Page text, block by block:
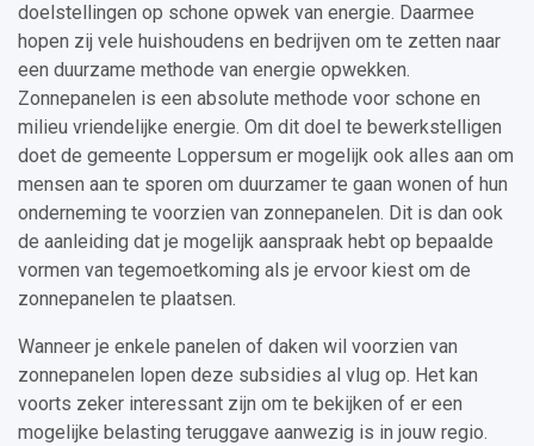
doelstellingen op schone opwek van energie. Daarmee
hopen zij vele huishoudens en bedrijven om te zetten naar
een duurzame methode van energie opwekken.
Zonnepanelen is een absolute methode voor schone en
milieu vriendelijke energie. Om dit doel te bewerkstelligen
doet de gemeente Loppersum er mogelijk ook alles aan om
mensen aan te sporen om duurzamer te gaan wonen of hun
onderneming te voorzien van zonnepanelen. Dit is dan ook
de aanleiding dat je mogelijk aanspraak hebt op bepaalde
vormen van tegemoetkoming als je ervoor kiest om de
zonnepanelen te plaatsen.
Wanneer je enkele panelen of daken wil voorzien van
zonnepanelen lopen deze subsidies al vlug op. Het kan
voorts zeker interessant zijn om te bekijken of er een
mogelijke belasting teruggave aanwezig is in jouw regio.